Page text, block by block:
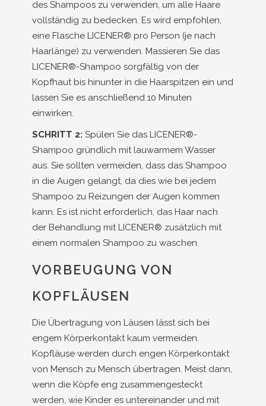
des Shampoos zu verwenden, um alle Haare
vollständig zu bedecken. Es wird empfohlen,
eine Flasche LICENER® pro Person (je nach
Haarlänge) zu verwenden. Massieren Sie das
LICENER®-Shampoo sorgfältig von der
Kopfhaut bis hinunter in die Haarspitzen ein und
lassen Sie es anschließend 10 Minuten
einwirken.
SCHRITT 2: Spülen Sie das LICENER®-
Shampoo gründlich mit lauwarmem Wasser
aus. Sie sollten vermeiden, dass das Shampoo
in die Augen gelangt, da dies wie bei jedem
Shampoo zu Reizungen der Augen kommen
kann. Es ist nicht erforderlich, das Haar nach
der Behandlung mit LICENER® zusätzlich mit
einem normalen Shampoo zu waschen.
VORBEUGUNG VON
KOPFLÄUSEN
Die Übertragung von Läusen lässt sich bei
engem Körperkontakt kaum vermeiden.
Kopfläuse werden durch engen Körperkontakt
von Mensch zu Mensch übertragen. Meist dann,
wenn die Köpfe eng zusammengesteckt
werden, wie Kinder es untereinander und mit